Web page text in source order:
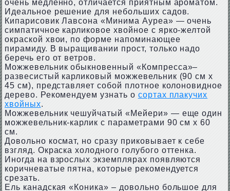
очень медленно, отличается приятным ароматом.
Идеальное решение для небольших садов.
Кипарисовик Лавсона «Минима Ауреа» — очень
симпатичное карликовое хвойное с ярко-желтой
окраской хвои, по форме напоминающее
пирамиду. В выращивании прост, только надо
беречь его от ветров.
Можжевельник обыкновенный «Компресса»–
развесистый карликовый можжевельник (90 см х
45 см), представляет собой плотное колоновидное
дерево. Рекомендуем узнать о сортах плакучих
хвойных.
Можжевельник чешуйчатый «Мейери» — еще один
можжевельник-карлик с параметрами 90 см х 60
см.
Довольно космат, но сразу приковывает к себе
взгляд. Окраска холодного голубого оттенка.
Иногда на взрослых экземплярах появляются
коричневатые пятна, которые рекомендуется
срезать.
Ель канадская «Коника» – довольно большое для